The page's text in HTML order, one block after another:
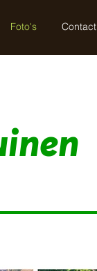
Foto's Contact